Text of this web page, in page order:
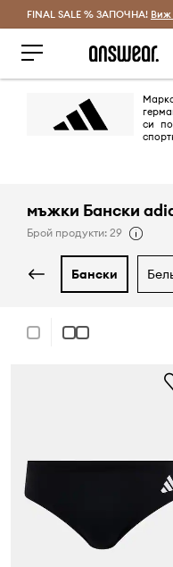
FINAL SALE % ЗАПОЧНА! Виж
си
мъжки Бански
Брой продукти: 29
бански